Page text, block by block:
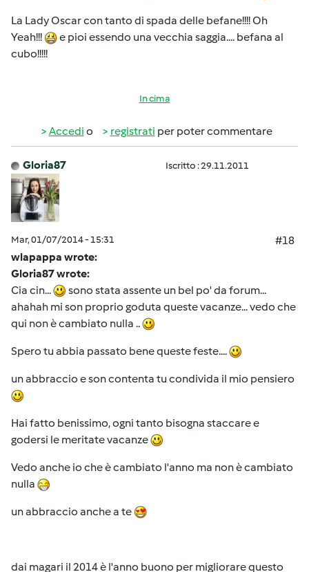
La Lady Oscar con tanto di spada delle befane!!!! Oh
Yeah!!!
e pioi essendo una vecchia saggia.... befana al
cubo!!!!!
In cima
Accedi o registrati per poter commentare
Gloria87 Iscritto : 29.11.2011
Mar, 01/07/2014 - 15:31
#18
wlapappa wrote:
Gloria87 wrote:
Cia cin...
sono stata assente un bel po' da forum...
ahahah mi son proprio goduta queste vacanze... vedo che
qui non è cambiato nulla ..
Spero tu abbia passato bene queste feste....
un abbraccio e son contenta tu condivida il mio pensiero
Hai fatto benissimo, ogni tanto bisogna staccare e
godersi le meritate vacanze
Vedo anche io che è cambiato l'anno ma non è cambiato
nulla
un abbraccio anche a te
dai magari il 2014 è l'anno buono per migliorare questo